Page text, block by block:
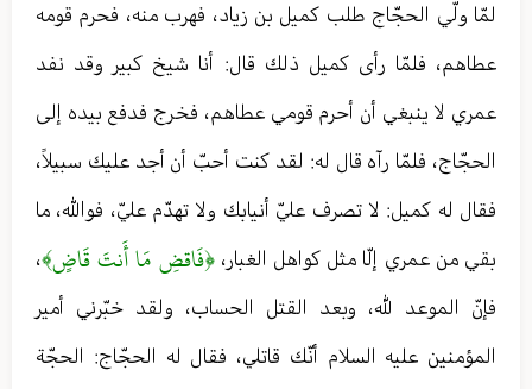
لمّا ولّي الحجّاج طلب كميل بن زياد، فهرب منه، فحرم قومه
عطاهم، فلمّا رأى كميل ذلك قال: أنا شيخ كبير وقد نفد
عمري لا ينبغي أن أحرم قومي عطاهم، فخرج فدفع بيده إلى
الحجّاج، فلمّا رآه قال له: لقد كنت أحبّ أن أجد عليك سبيلاً،
فقال له كميل: لا تصرف عليّ أنيابك ولا تهدّم عليّ، فوالله، ما
بقي من عمري إلّا مثل كواهل الغبار،﴿فَاقضِ مَا أَنتَ قَاضٍ﴾،
فإنّ الموعد لله، وبعد القتل الحساب، ولقد خبّرني أمير
المؤمنين عليه السلام أنّك قاتلي، فقال له الحجّاج: الحجّة